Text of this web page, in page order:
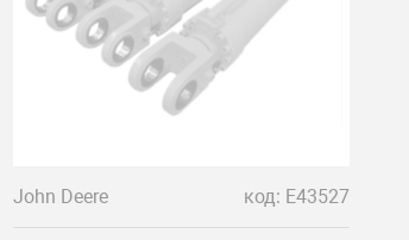
John Deere код: E43527